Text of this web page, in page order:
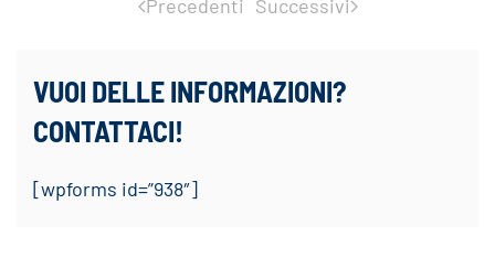
Precedenti Successivi
VUOI DELLE INFORMAZIONI?
CONTATTACI!
[wpforms id=”938″]